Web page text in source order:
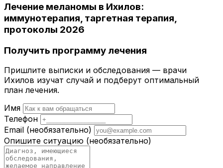
Лечение меланомы в Ихилов:
иммунотерапия, таргетная терапия,
протоколы 2026
Получить программу лечения
Пришлите выписки и обследования — врачи
Ихилов изучат случай и подберут оптимальный
план лечения.
Имя
Телефон
Email (необязательно)
Опишите ситуацию (необязательно)